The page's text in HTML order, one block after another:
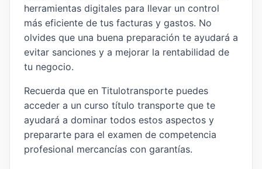
herramientas digitales para llevar un control
más eficiente de tus facturas y gastos. No
olvides que una buena preparación te ayudará a
evitar sanciones y a mejorar la rentabilidad de
tu negocio.
Recuerda que en Titulotransporte puedes
acceder a un curso título transporte que te
ayudará a dominar todos estos aspectos y
prepararte para el examen de competencia
profesional mercancías con garantías.